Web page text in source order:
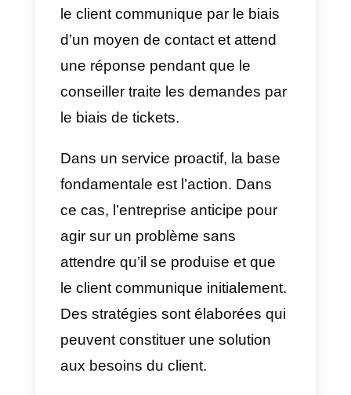
différence?
Lorsqu’une équipe ne dispose
d’actions préventives
manière réactive, dans ce cas,
l’action est prise lorsque le
problème survient. C’est-à-dire
qu’au lieu d’avoir des stratégies
qui peuvent précéder un
événement particulier, ils
réagissent pendant cet